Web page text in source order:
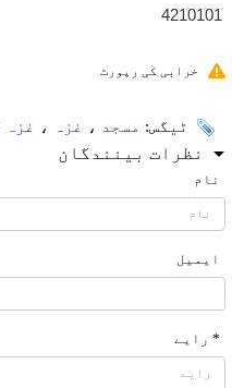
4210101
خرابی کی رپورٹ
ٹیگس: مسجد ، غزہ ، غزہ
نظرات بینندگان
نام
ایمیل
* رایے